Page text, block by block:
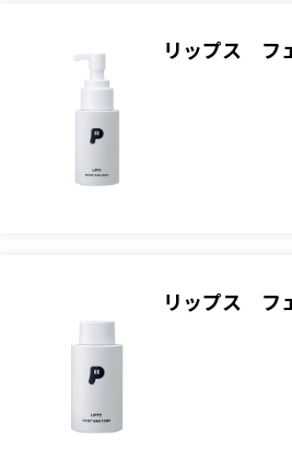
リップス フ
リップス フ